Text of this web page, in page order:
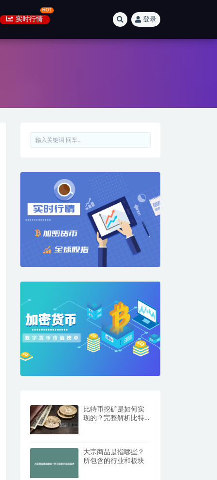
实时行情 登录
比特币挖矿是如何实
现的？完整解析比特
大宗商品是指哪些？
所包含的行业和板块